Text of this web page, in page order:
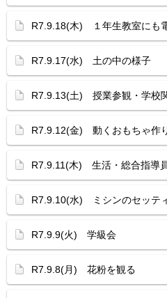
R7.9.18(木) １年生教室にも
R7.9.17(水) 土の中の様子
R7.9.13(土) 授業参観・学校
R7.9.12(金) 動くおもちゃ作
R7.9.11(木) 生活・総合指導
R7.9.10(水) ミシンのセッテ
R7.9.9(火) 学級会
R7.9.8(月) 花粉を観る